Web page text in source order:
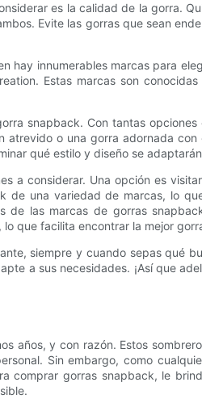
es la calidad de la gorra.
Evite las gorras que sean
innumerables marcas para
Estas marcas son
snapback. Con tantas
o una gorra adornada
qué estilo y diseño se
a considerar. Una opción es
de una variedad de marcas, lo
las marcas de gorras
que facilita encontrar la mejor
siempre y cuando sepas qué
a sus necesidades. ¡Así que
años, y con razón. Estos
Sin embargo, como
gorras snapback, le